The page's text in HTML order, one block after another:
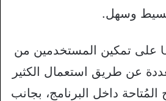
وسهل.
يعمل تطبيق Unfold على تمكين المستخدمين من
عن طريق استعمال الكثير
المُتاحة داخل البرنامج، بجانب